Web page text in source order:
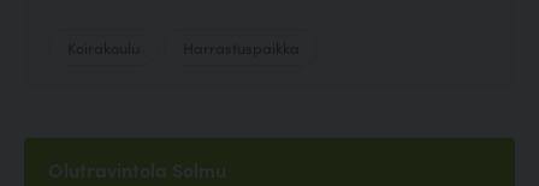
Olutravintola Solmu